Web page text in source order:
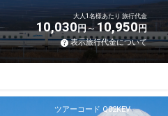
大人1名様あたり 旅行代金
10,030円 10,950円
表示旅行代金について
ツアーコード Q02KEV